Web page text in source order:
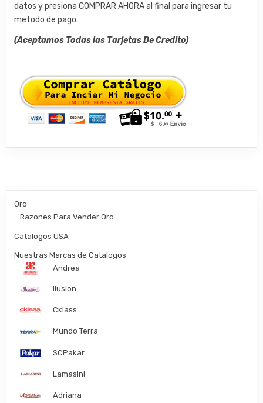
datos y presiona COMPRAR AHORA al final para ingresar tu
metodo de pago.
(Aceptamos Todas las Tarjetas De Credito)
Oro
Razones Para Vender Oro
Catalogos USA
Nuestras Marcas de Catalogos
Andrea
Ilusion
Cklass
Mundo Terra
SCPakar
Lamasini
Adriana